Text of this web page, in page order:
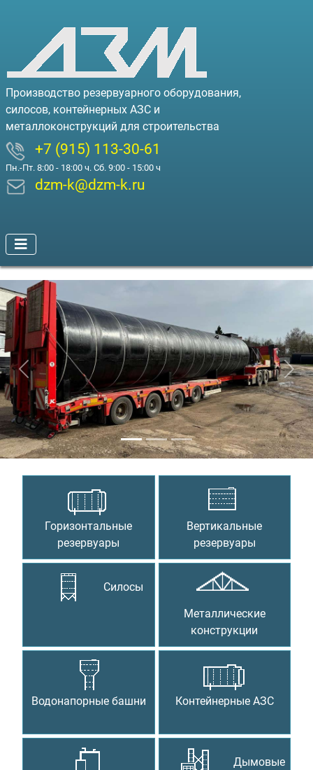
Производство резервуарного оборудования,
силосов, контейнерных АЗС и
металлоконструкций для строительства
+7 (915) 113-30-61
Пн.-Пт. 8:00 - 18:00 ч. Сб. 9:00 - 15:00 ч
dzm-k@dzm-k.ru
Предыдущий
Горизонтальные
резервуары
Вертикальные
резервуары
Силосы
Металлические
конструкции
Водонапорные башни Контейнерные АЗС
Дымовые